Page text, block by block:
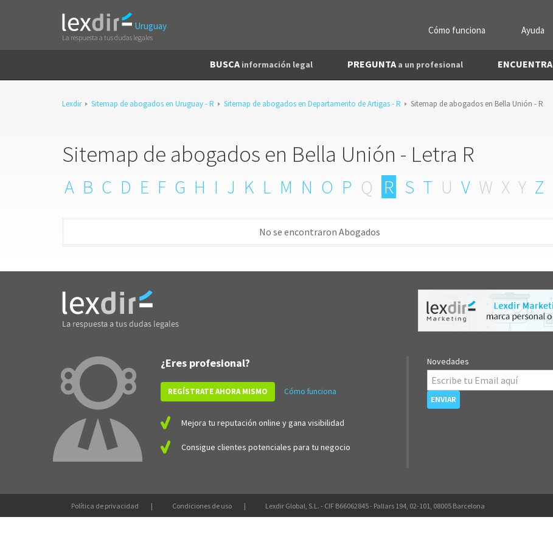
Uruguay
La respuesta a tus dudas legales
Cómo funciona Ayuda
BUSCA información legal PREGUNTA a un profesional ENCUENTRA
Lexdir Sitemap de abogados en Uruguay - R Sitemap de abogados en Departamento de Artigas - R Sitemap de abogados en Bella Unión - R
Sitemap de abogados en Bella Unión - Letra R
A B C D E F G H I J K L M N O P Q R S T U V W X Y Z
No se encontraron Abogados
¿Eres profesional?
REGÍSTRATE AHORA MISMO Cómo funciona
Mejora tu reputación online y gana visibilidad
Consigue clientes potenciales para tu negocio
Novedades
Política de privacidad Condiciones de uso Lexdir Global, S.L. - CIF B66062845 - Pallars 194, 02-101, 08005 Barcelona